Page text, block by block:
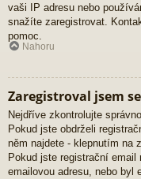
vaši IP adresu nebo
snažíte zaregistrovat.
pomoc.
Nahoru
Zaregistroval jsem
Nejdříve zkontrolujte
Pokud jste obdrželi
něm najdete - klepnutím na
Pokud jste registrační
emailovou adresu, nebo byl